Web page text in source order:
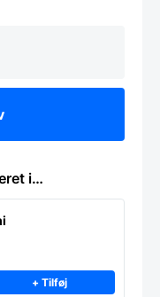
i…
+ Tilføj